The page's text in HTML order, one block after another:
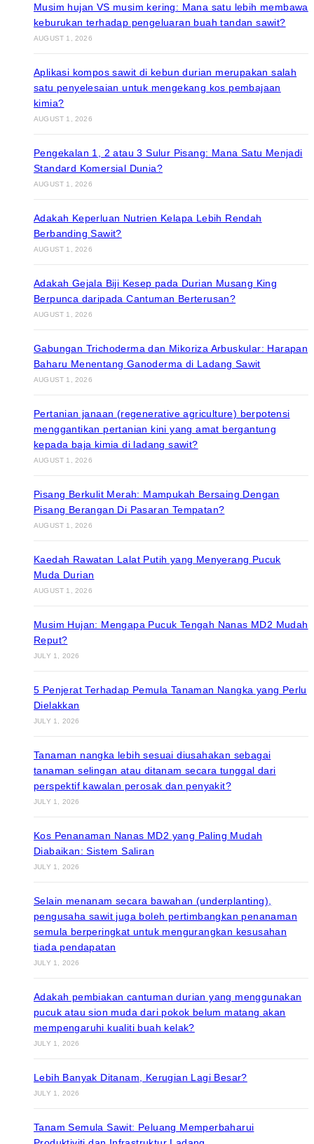
Musim hujan VS musim kering: Mana satu lebih membawa
keburukan terhadap pengeluaran buah tandan sawit?
AUGUST 1, 2026
Aplikasi kompos sawit di kebun durian merupakan salah
satu penyelesaian untuk mengekang kos pembajaan
kimia?
AUGUST 1, 2026
Pengekalan 1, 2 atau 3 Sulur Pisang: Mana Satu Menjadi
Standard Komersial Dunia?
AUGUST 1, 2026
Adakah Keperluan Nutrien Kelapa Lebih Rendah
Berbanding Sawit?
AUGUST 1, 2026
Adakah Gejala Biji Kesep pada Durian Musang King
Berpunca daripada Cantuman Berterusan?
AUGUST 1, 2026
Gabungan Trichoderma dan Mikoriza Arbuskular: Harapan
Baharu Menentang Ganoderma di Ladang Sawit
AUGUST 1, 2026
Pertanian janaan (regenerative agriculture) berpotensi
menggantikan pertanian kini yang amat bergantung
kepada baja kimia di ladang sawit?
AUGUST 1, 2026
Pisang Berkulit Merah: Mampukah Bersaing Dengan
Pisang Berangan Di Pasaran Tempatan?
AUGUST 1, 2026
Kaedah Rawatan Lalat Putih yang Menyerang Pucuk
Muda Durian
AUGUST 1, 2026
Musim Hujan: Mengapa Pucuk Tengah Nanas MD2 Mudah
Reput?
JULY 1, 2026
5 Penjerat Terhadap Pemula Tanaman Nangka yang Perlu
Dielakkan
JULY 1, 2026
Tanaman nangka lebih sesuai diusahakan sebagai
tanaman selingan atau ditanam secara tunggal dari
perspektif kawalan perosak dan penyakit?
JULY 1, 2026
Kos Penanaman Nanas MD2 yang Paling Mudah
Diabaikan: Sistem Saliran
JULY 1, 2026
Selain menanam secara bawahan (underplanting),
pengusaha sawit juga boleh pertimbangkan penanaman
semula berperingkat untuk mengurangkan kesusahan
tiada pendapatan
JULY 1, 2026
Adakah pembiakan cantuman durian yang menggunakan
pucuk atau sion muda dari pokok belum matang akan
mempengaruhi kualiti buah kelak?
JULY 1, 2026
Lebih Banyak Ditanam, Kerugian Lagi Besar?
JULY 1, 2026
Tanam Semula Sawit: Peluang Memperbaharui